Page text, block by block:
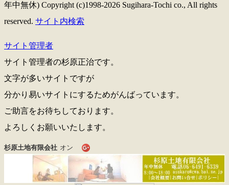
年中無休) Copyright (c)1998-2026 Sugihara-Tochi co., All rights
reserved. サイト内検索
サイト管理者
サイト管理者の杉原正治です。
文字が多いサイトですが
分かり易いサイトにするためがんばっています。
ご助言をお待ちしております。
よろしくお願いいたします。
杉原土地有限会社 オン